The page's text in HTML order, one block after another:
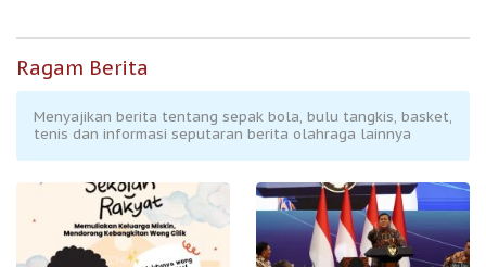
Ragam Berita
Menyajikan berita tentang sepak bola, bulu tangkis, basket,
tenis dan informasi seputaran berita olahraga lainnya